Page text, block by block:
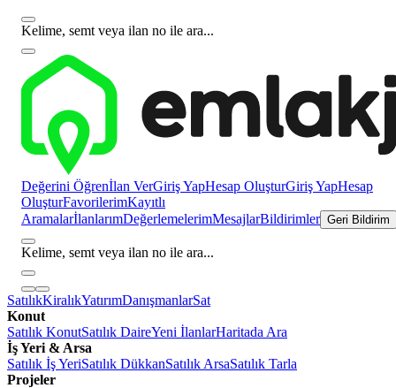
Kelime, semt veya ilan no ile ara...
Değerini Öğrenİlan VerGiriş YapHesap OluşturGiriş YapHesap
OluşturFavorilerimKayıtlı
AramalarİlanlarımDeğerlemelerimMesajlarBildirimler Geri Bildirim
Kelime, semt veya ilan no ile ara...
SatılıkKiralıkYatırımDanışmanlarSat
Konut
Satılık KonutSatılık DaireYeni İlanlarHaritada Ara
İş Yeri & Arsa
Satılık İş YeriSatılık DükkanSatılık ArsaSatılık Tarla
Projeler